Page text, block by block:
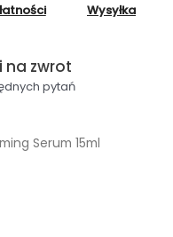
Wysyłka
na zwrot
pytań
Serum 15ml